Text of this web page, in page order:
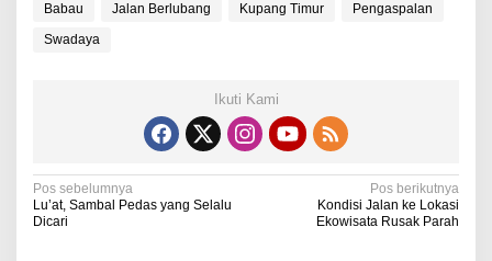
Babau Jalan Berlubang Kupang Timur
Pengaspalan
Swadaya
Ikuti Kami
N
a
Pos sebelumnya
Lu’at, Sambal Pedas yang Selalu
Dicari
Pos berikutnya
Kondisi Jalan ke Lokasi
Ekowisata Rusak Parah